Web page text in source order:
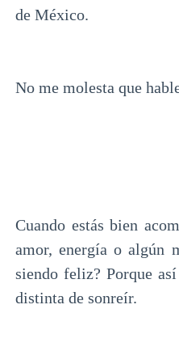
de México.
No me molesta que
Cuando estás bien
amor, energía o algún
siendo feliz? Porque
distinta de sonreír.